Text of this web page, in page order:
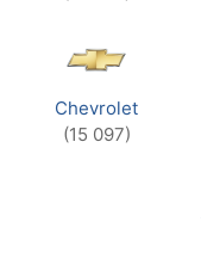
Chevrolet
(15 097)